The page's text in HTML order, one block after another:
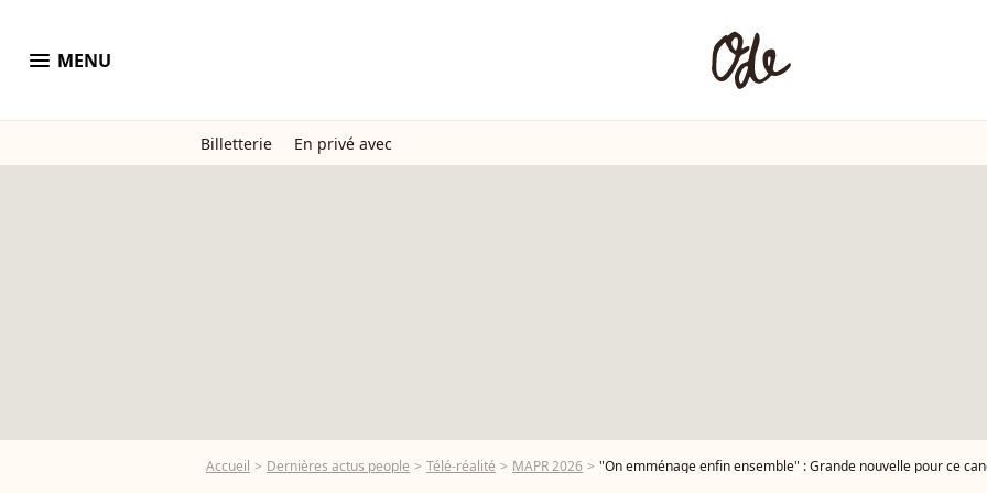
menu MENU
Billetterie En privé avec
Accueil Dernières actus people Télé-réalité MAPR 2026 "On emménage enfin ensemble" : Grande nouvelle pour ce candidat de Mariés au